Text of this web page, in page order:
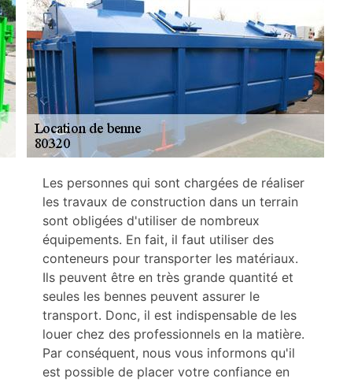
Les personnes qui sont chargées de réaliser
les travaux de construction dans un terrain
sont obligées d'utiliser de nombreux
équipements. En fait, il faut utiliser des
conteneurs pour transporter les matériaux.
Ils peuvent être en très grande quantité et
seules les bennes peuvent assurer le
transport. Donc, il est indispensable de les
louer chez des professionnels en la matière.
Par conséquent, nous vous informons qu'il
est possible de placer votre confiance en